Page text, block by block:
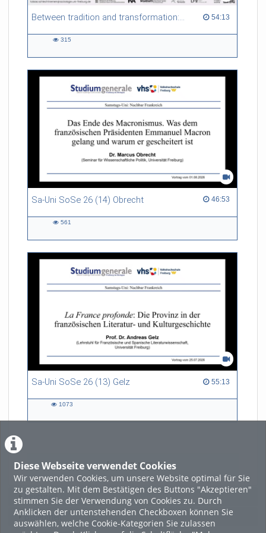
Diese Webseite verwendet Cookies
Wir verwenden Cookies, um unsere Website optimal für Sie
zu gestalten. Mit dem Bestätigen des Buttons "Akzeptieren"
stimmen Sie der Verwendung von Cookies zu. Durch
Anklicken der untenstehenden Checkboxen können Sie
auswählen, welche Cookie-Kategorien Sie zulassen
Between tradition and transformation: how owners, advisers and institutions co-create knowledge for resilient forests in Europe 54:13
54:13 duration
315
Sa-Uni SoSe 26 (14) Obrecht 46:53
46:53 duration
561
Sa-Uni SoSe 26 (13) Gelz 55:13
55:13 duration
1073
LADE MEHR
Featured
Beliebtheit